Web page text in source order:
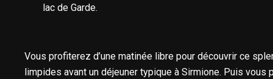
lac de Garde.
Vous profiterez d’une matinée libre pour découvrir ce
limpides avant un déjeuner typique à Sirmione. Puis vous